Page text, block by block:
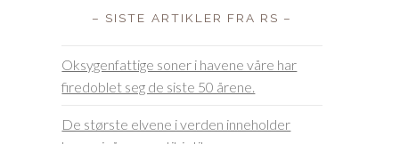
– SISTE ARTIKLER FRA RS –
Oksygenfattige soner i havene våre har
firedoblet seg de siste 50 årene.
De største elvene i verden inneholder